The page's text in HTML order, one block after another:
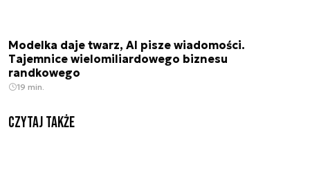
Modelka daje twarz, AI pisze wiadomości.
Tajemnice wielomiliardowego biznesu
randkowego
19 min.
Czytaj także